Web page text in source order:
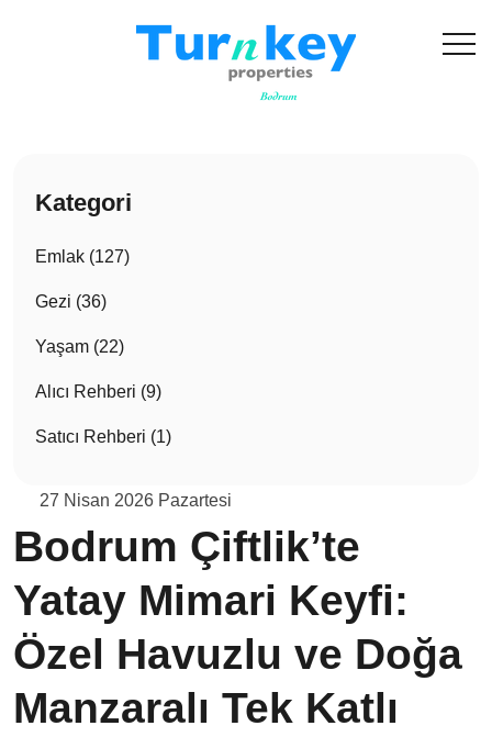
Kategori
Emlak (127)
Gezi (36)
Yaşam (22)
Alıcı Rehberi (9)
Satıcı Rehberi (1)
27 Nisan 2026 Pazartesi
Bodrum Çiftlik’te
Yatay Mimari Keyfi:
Özel Havuzlu ve Doğa
Manzaralı Tek Katlı